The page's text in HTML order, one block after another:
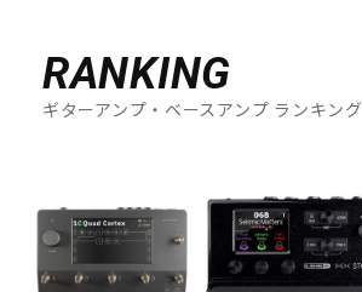
RANKING
ギターアンプ・ベースアンプ ランキング